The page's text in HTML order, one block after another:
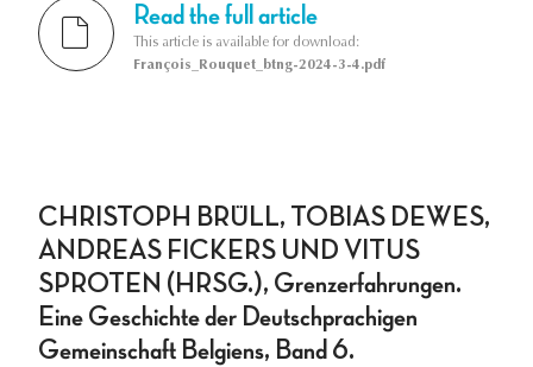
Read the full article
This article is available for download:
François_Rouquet_btng-2024-3-4.pdf
CHRISTOPH BRÜLL, TOBIAS DEWES,
ANDREAS FICKERS UND VITUS
SPROTEN (HRSG.), Grenzerfahrungen.
Eine Geschichte der Deutschprachigen
Gemeinschaft Belgiens, Band 6.